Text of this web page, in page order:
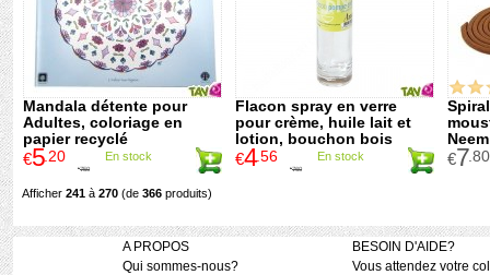
Mandala détente pour
Adultes, coloriage en
papier recyclé
€7.50
€5.20 En stock
Flacon spray en verre
pour crème, huile lait et
lotion, bouchon bois
100ml
€7.60
€4 .56 En stock €7.80
Afficher 241 à 270 (de 366 produits)
A PROPOS
Qui sommes-nous?
BESOIN D'AIDE?
Vous attendez votre